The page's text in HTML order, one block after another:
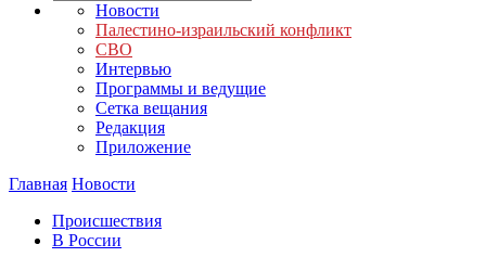
Новости
Палестино-израильский конфликт
СВО
Интервью
Программы и ведущие
Сетка вещания
Редакция
Приложение
Главная Новости
Происшествия
В России